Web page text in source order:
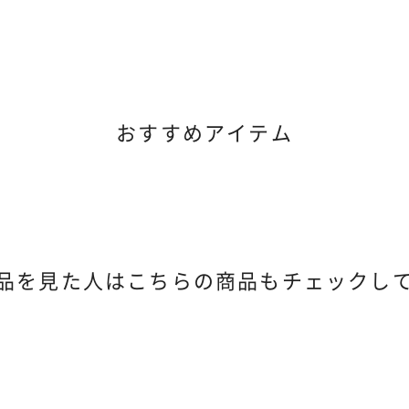
おすすめアイテム
を見た人は こちらの商品もチェックし